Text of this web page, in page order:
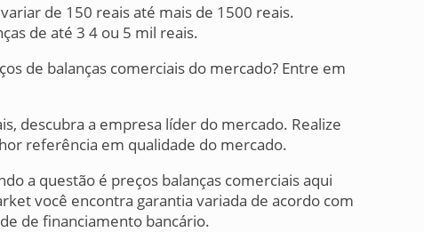
de 150 reais até mais de 1500 reais.
de até 3 4 ou 5 mil reais.
de balanças comerciais do mercado? Entre em
descubra a empresa líder do mercado. Realize
referência em qualidade do mercado.
a questão é preços balanças comerciais aqui
você encontra garantia variada de acordo com
de financiamento bancário.